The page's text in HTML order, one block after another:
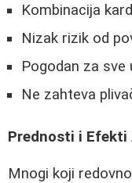
Kombinacija
Nizak rizik od
Pogodan za
Ne zahteva
Prednosti i Efekti
Mnogi koji